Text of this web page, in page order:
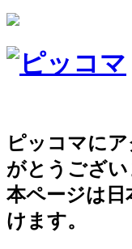
ピッコマに
がとうござい
本ページは
けます。